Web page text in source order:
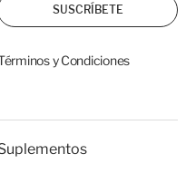
SUSCRÍBETE
y Condiciones